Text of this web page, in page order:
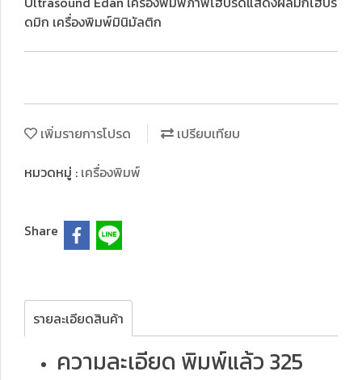
ดมิก เครื่องพิมพ์มินิมัลติก
เพิ่มรายการโปรด
เปรียบเทียบ
หมวดหมู่ : เครื่องพิมพ์
Share
รายละเอียดสินค้า
ความละเอียด พิมพ์แล้ว 325